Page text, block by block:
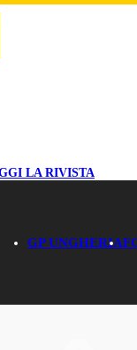
LA RIVISTA
GP UNGHERIA